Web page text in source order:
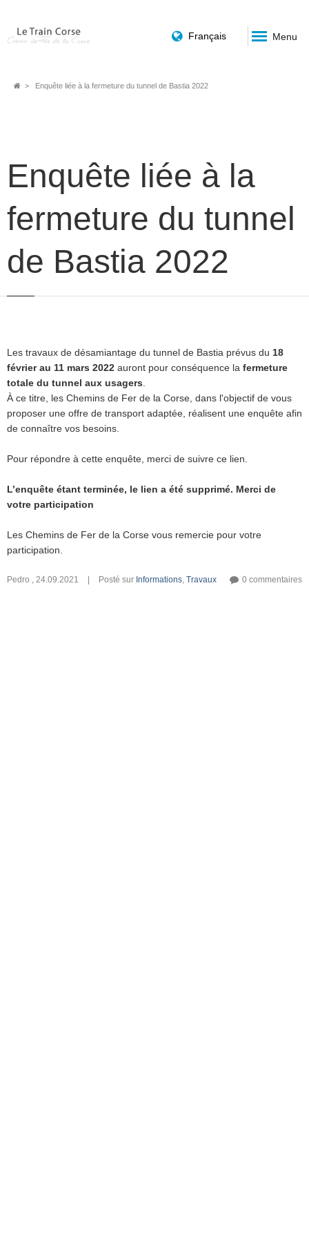
Français Menu
FilEnquête liée à la fermeture du tunnel de Bastia 2022
Enquête liée à la
fermeture du tunnel
de Bastia 2022
Les travaux de désamiantage du tunnel de Bastia prévus du 18
février au 11 mars 2022 auront pour conséquence la fermeture
totale du tunnel aux usagers
À ce titre, les Chemins de Fer de la Corse, dans l'objectif de vous
proposer une offre de transport adaptée, réalisent une enquête afin
de connaître vos besoins.
Pour répondre à cette enquête, merci de suivre ce lien.
L’enquête étant terminée, le lien a été supprimé. Merci de
votre participation
Les Chemins de Fer de la Corse vous remercie pour votre
participation.
Pedro , 24.09.2021 Posté sur Informations, Travaux 0 commentaires